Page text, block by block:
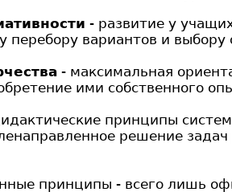
- развитие у
перебору вариантов и
- максимальная
ими собственного
принципы
решение
принципы - всего лишь